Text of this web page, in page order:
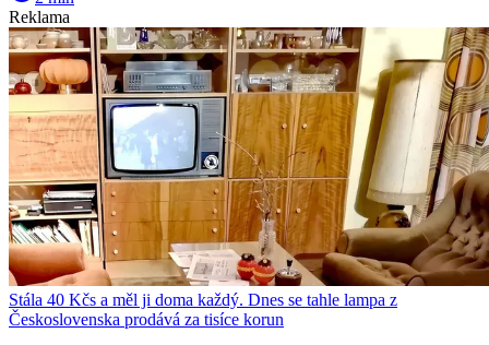
Reklama
Stála 40 Kčs a měl ji doma každý. Dnes se tahle lampa z
Československa prodává za tisíce korun